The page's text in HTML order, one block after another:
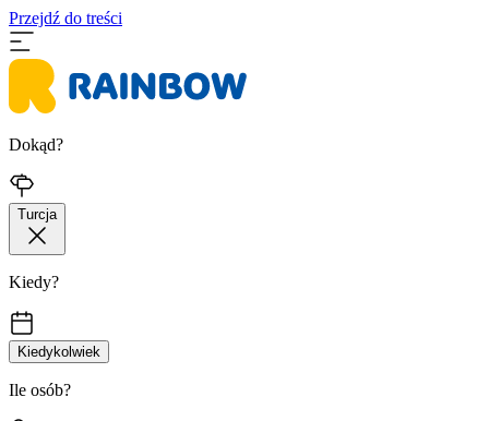
Przejdź do treści
Dokąd?
Turcja
Kiedy?
Kiedykolwiek
Ile osób?